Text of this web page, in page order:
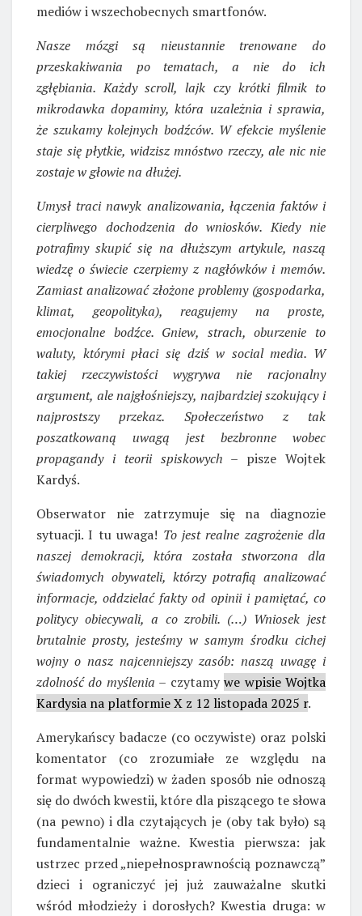
mediów i wszechobecnych smartfonów.
Nasze mózgi są nieustannie trenowane do
przeskakiwania po tematach, a nie do ich
zgłębiania. Każdy scroll, lajk czy krótki filmik to
mikrodawka dopaminy, która uzależnia i sprawia,
że szukamy kolejnych bodźców. W efekcie myślenie
staje się płytkie, widzisz mnóstwo rzeczy, ale nic nie
zostaje w głowie na dłużej.
Umysł traci nawyk analizowania, łączenia faktów i
cierpliwego dochodzenia do wniosków. Kiedy nie
potrafimy skupić się na dłuższym artykule, naszą
wiedzę o świecie czerpiemy z nagłówków i memów.
Zamiast analizować złożone problemy (gospodarka,
klimat, geopolityka), reagujemy na proste,
emocjonalne bodźce. Gniew, strach, oburzenie to
waluty, którymi płaci się dziś w social media. W
takiej rzeczywistości wygrywa nie racjonalny
argument, ale najgłośniejszy, najbardziej szokujący i
najprostszy przekaz. Społeczeństwo z tak
poszatkowaną uwagą jest bezbronne wobec
propagandy i teorii spiskowych – pisze Wojtek
Kardyś.
Obserwator nie zatrzymuje się na diagnozie
sytuacji. I tu uwaga! To jest realne zagrożenie dla
naszej demokracji, która została stworzona dla
świadomych obywateli, którzy potrafią analizować
informacje, oddzielać fakty od opinii i pamiętać, co
politycy obiecywali, a co zrobili. (…) Wniosek jest
brutalnie prosty, jesteśmy w samym środku cichej
wojny o nasz najcenniejszy zasób: naszą uwagę i
zdolność do myślenia – czytamywe wpisie Wojtka
Kardysia na platformie X z 12 listopada 2025 r.
Amerykańscy badacze (co oczywiste) oraz polski
komentator (co zrozumiałe ze względu na
format wypowiedzi) w żaden sposób nie odnoszą
się do dwóch kwestii, które dla piszącego te słowa
(na pewno) i dla czytających je (oby tak było) są
fundamentalnie ważne. Kwestia pierwsza: jak
ustrzec przed „niepełnosprawnością poznawczą”
dzieci i ograniczyć jej już zauważalne skutki
wśród młodzieży i dorosłych? Kwestia druga: w